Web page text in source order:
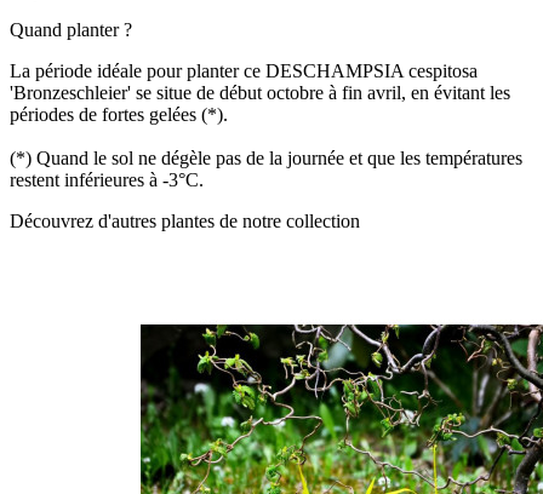
Quand planter ?
La période idéale pour planter ce DESCHAMPSIA cespitosa
'Bronzeschleier' se situe de début octobre à fin avril, en évitant les
périodes de fortes gelées (*).
(*) Quand le sol ne dégèle pas de la journée et que les températures
restent inférieures à -3°C.
Découvrez d'autres plantes de notre collection